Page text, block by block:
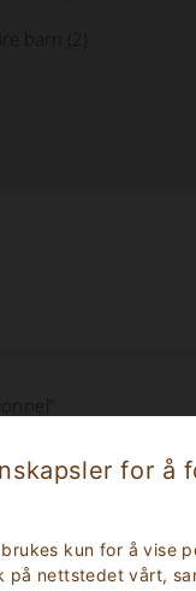
for å
kun for å vise
på nettstedet vårt,
barn (2)